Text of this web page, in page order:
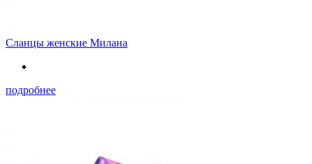
Сланцы женские Милана
подробнее